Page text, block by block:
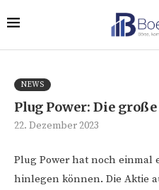
NEWS
Plug Power: Die
22. Dezember 2023
Plug Power hat noch einmal
hinlegen können. Die Aktie